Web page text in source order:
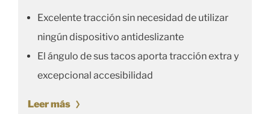
Excelente tracción sin necesidad de utilizar
ningún dispositivo antideslizante
El ángulo de sus tacos aporta tracción extra y
excepcional accesibilidad
Leer más